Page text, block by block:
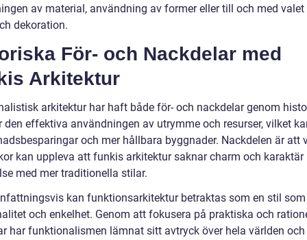
av material, användning av former eller till och med valet
dekoration.
För- och Nackdelar med
Arkitektur
arkitektur har haft både för- och nackdelar genom
den effektiva användningen av utrymme och resurser, vilket
och mer hållbara byggnader. Nackdelen är att
kan uppleva att funkis arkitektur saknar charm och karaktär
med mer traditionella stilar.
kan funktionsarkitektur betraktas som en stil
och enkelhet. Genom att fokusera på praktiska och
har funktionalismen lämnat sitt avtryck över hela världen och